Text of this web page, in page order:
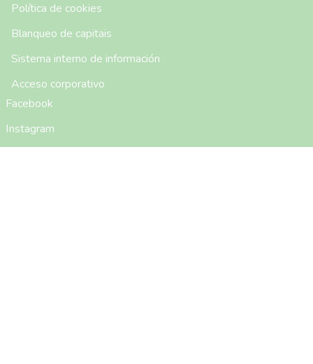
Política de cookies
Blanqueo de capitais
Sistema interno de información
Acceso corporativo
Facebook
Instagram